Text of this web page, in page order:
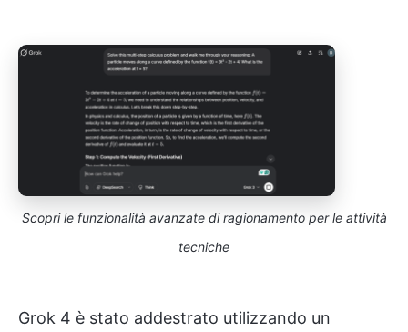
Scopri le funzionalità avanzate di ragionamento per le attività
tecniche
Grok 4 è stato addestrato utilizzando un